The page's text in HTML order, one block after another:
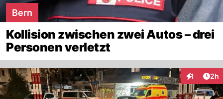
Bern
Kollision zwischen zwei Autos – drei
Personen verletzt
1 2h